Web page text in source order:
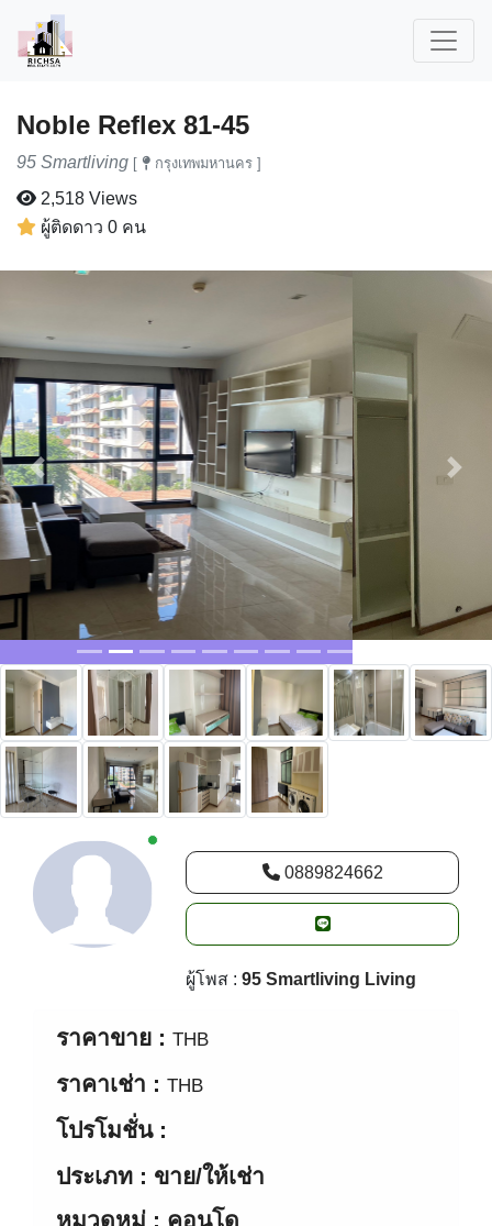
Noble Reflex 81-45
95 Smartliving [ กรุงเทพมหานคร ]
2,518 Views
ผู้ติดดาว 0 คน
Previous Next
New alerts
0889824662
ผู้โพส :95 Smartliving Living
ราคาขาย : THB
ราคาเช่า : THB
โปรโมชั่น :
ประเภท : ขาย/ให้เช่า
หมวดหมู่ : คอนโด